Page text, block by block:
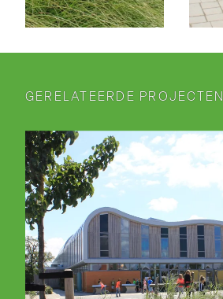
GERELATEERDE PROJECTEN